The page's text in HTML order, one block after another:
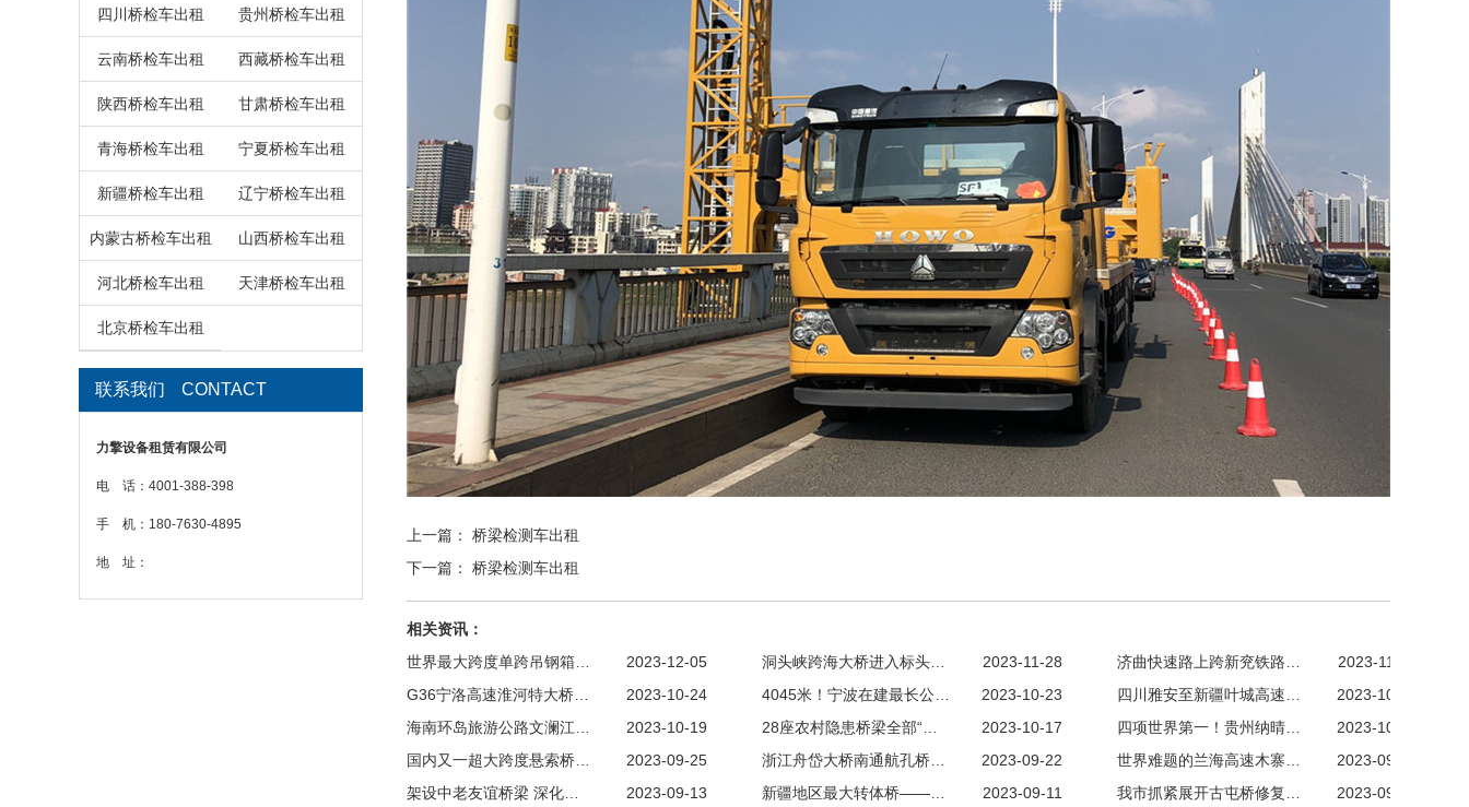
四川桥检车出租 贵州桥检车出租
云南桥检车出租 西藏桥检车出租
陕西桥检车出租 甘肃桥检车出租
青海桥检车出租 宁夏桥检车出租
新疆桥检车出租 辽宁桥检车出租
内蒙古桥检车出租 山西桥检车出租
河北桥检车出租 天津桥检车出租
北京桥检车出租
联系我们 CONTACT
力擎设备租赁有限公司
电 话：4001-388-398
手 机：180-7630-4895
地 址：
上一篇： 桥梁检测车出租
下一篇： 桥梁检测车出租
相关资讯：
2023-12-05
世界最大跨度单跨吊钢箱… 2023-11-28
洞头峡跨海大桥进入标头… 2023-11-28
济曲快速路上跨新兖铁路…
2023-10-24
G36宁洛高速淮河特大桥… 2023-10-23
4045米！宁波在建最长公… 2023-10-23
四川雅安至新疆叶城高速…
2023-10-19
海南环岛旅游公路文澜江… 2023-10-17
28座农村隐患桥梁全部“… 2023-10-10
四项世界第一！贵州纳晴…
2023-09-25
国内又一超大跨度悬索桥… 2023-09-22
浙江舟岱大桥南通航孔桥… 2023-09-19
世界难题的兰海高速木寨…
2023-09-13
架设中老友谊桥梁 深化… 2023-09-11
新疆地区最大转体桥——… 2023-09-08
我市抓紧展开古屯桥修复…